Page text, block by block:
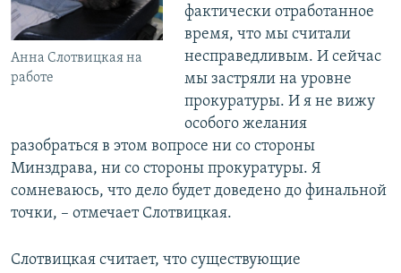
Анна Слотвицкая на
работе
фактически отработанное
время, что мы считали
несправедливым. И сейчас
мы застряли на уровне
прокуратуры. И я не вижу
особого желания
разобраться в этом вопросе ни со стороны
Минздрава, ни со стороны прокуратуры. Я
сомневаюсь, что дело будет доведено до финальной
точки, – отмечает Слотвицкая.
Слотвицкая считает, что существующие